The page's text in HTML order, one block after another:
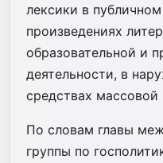
лексики в
произведениях
образовательной и
деятельности, в
средствах
По словам главы
группы по